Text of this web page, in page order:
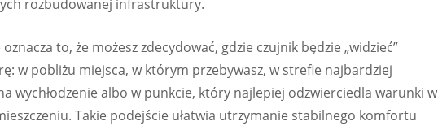
rozbudowanej infrastruktury.
to, że możesz zdecydować, gdzie czujnik będzie „widzieć”
w pobliżu miejsca, w którym przebywasz, w strefie najbardziej
wychłodzenie albo w punkcie, który najlepiej odzwierciedla warunki w
Takie podejście ułatwia utrzymanie stabilnego komfortu